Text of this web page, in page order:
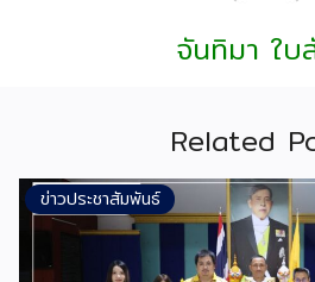
จันทิมา ใบ
Related
ข่าวประชาสัมพันธ์